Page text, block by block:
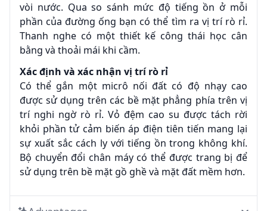
vòi nước. Qua so sánh mức độ tiếng ồn ở mỗi
phần của đường ống bạn có thể tìm ra vị trí rò rỉ.
Thanh nghe có một thiết kế công thái học cân
bằng và thoải mái khi cầm.
Xác định và xác nhận vị trí rò rỉ
Có thể gắn một micrô nối đất có độ nhạy cao
được sử dụng trên các bề mặt phẳng phía trên vị
trí nghi ngờ rò rỉ. Vỏ đệm cao su được tách rời
khỏi phần tử cảm biến áp điện tiên tiến mang lại
sự xuất sắc cách ly với tiếng ồn trong không khí.
Bộ chuyển đổi chân máy có thể được trang bị để
sử dụng trên bề mặt gồ ghề và mặt đất mềm hơn.